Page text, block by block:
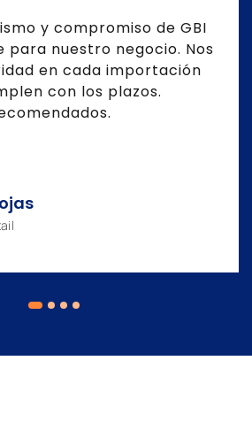
y compromiso de GBI
para nuestro negocio. Nos
en cada importación
con los plazos.
4